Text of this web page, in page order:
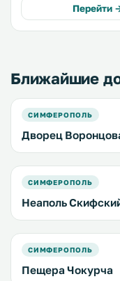
бесплатный Wi-Fi,
бесплатная частная
территории. .
Перейти
Ближайшие
СИМФЕРОПОЛЬ
Дворец
СИМФЕРОПОЛЬ
Неаполь
СИМФЕРОПОЛЬ
Пещера Чокурча